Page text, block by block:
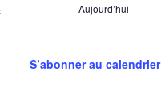
Aujourd’hui
S’abonner au calendrier